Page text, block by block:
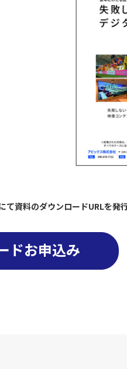
て資料のダウンロードURLを発
ドお申込み